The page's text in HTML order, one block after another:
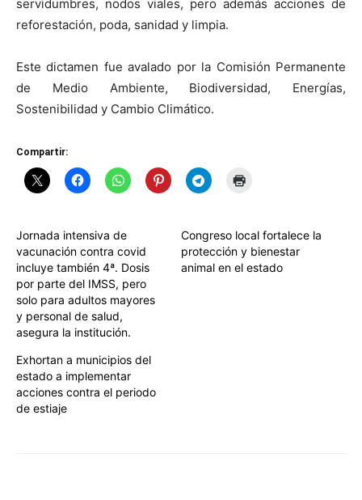
servidumbres, nodos viales, pero además acciones de
reforestación, poda, sanidad y limpia.
Este dictamen fue avalado por la Comisión Permanente
de Medio Ambiente, Biodiversidad, Energías,
Sostenibilidad y Cambio Climático.
Compartir:
Jornada intensiva de
vacunación contra covid
incluye también 4ª. Dosis
por parte del IMSS, pero
solo para adultos mayores
y personal de salud,
asegura la institución.
Congreso local fortalece la
protección y bienestar
animal en el estado
Exhortan a municipios del
estado a implementar
acciones contra el periodo
de estiaje